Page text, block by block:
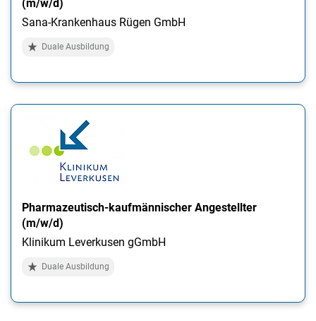
(m/w/d)
Sana-Krankenhaus Rügen GmbH
Duale Ausbildung
Pharmazeutisch-kaufmännischer Angestellter
(m/w/d)
Klinikum Leverkusen gGmbH
Duale Ausbildung